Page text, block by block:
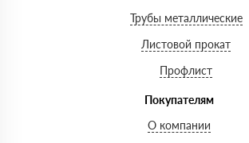
Трубы металлические
Листовой прокат
Профлист
Покупателям
О компании